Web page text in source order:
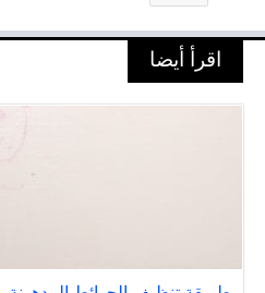
اقرأ أيضا